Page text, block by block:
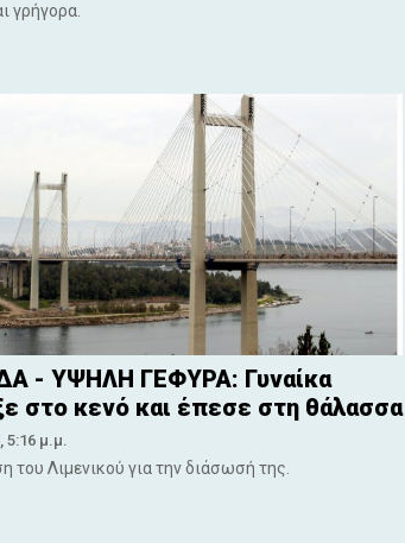
γρήγορα.
- ΥΨΗΛΗ ΓΕΦΥΡΑ: Γυναίκα
στο κενό και έπεσε στη θάλασσα
5:16 μ.μ.
του Λιμενικού για την διάσωσή της.